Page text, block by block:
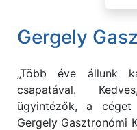
Gergely
„Több éve állunk
csapatával.
ügyintézők, a céget
Gergely Gasztronómi